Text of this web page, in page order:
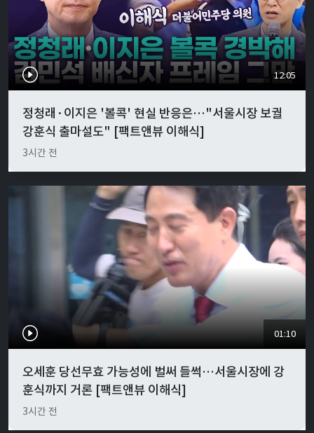
12:05
정청래·이지은 '볼콕' 현실 반응은…"서울시장 보궐
강훈식 출마설도" [팩트앤뷰 이해식]
3시간 전
01:10
오세훈 당선무효 가능성에 벌써 들썩…서울시장에 강
훈식까지 거론 [팩트앤뷰 이해식]
3시간 전